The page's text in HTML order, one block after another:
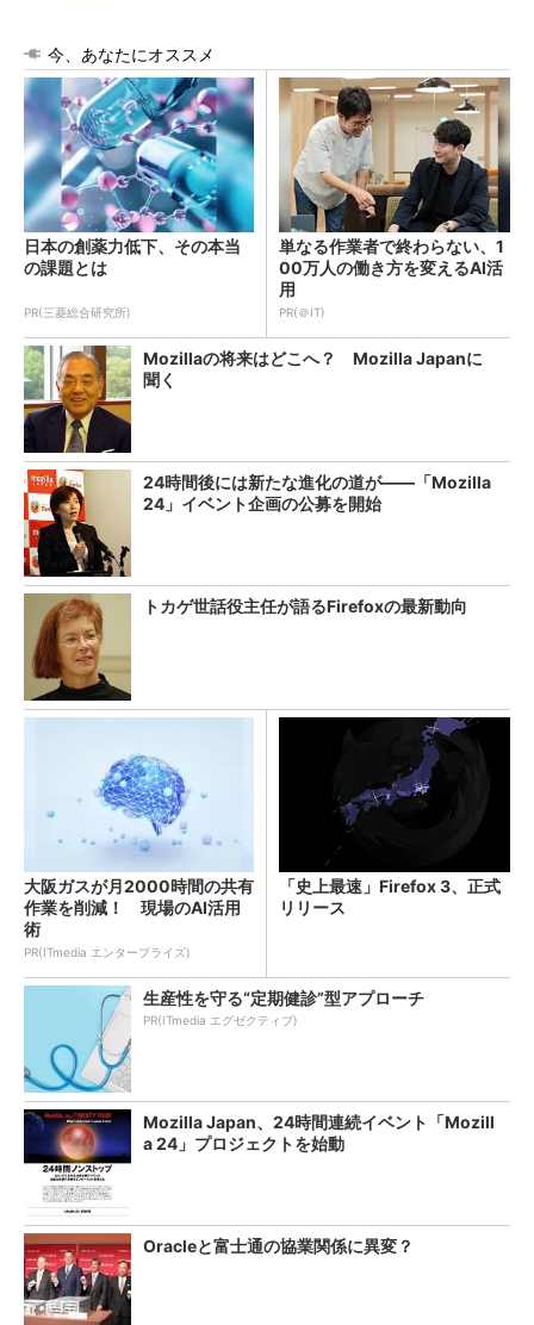
今、あなたにオススメ
日本の創薬力低下、その本当
の課題とは
PR(三菱総合研究所)
単なる作業者で終わらない、1
00万人の働き方を変えるAI活
用
PR(＠IT)
Mozillaの将来はどこへ？ Mozilla Japanに
聞く
24時間後には新たな進化の道が――「Mozilla
24」イベント企画の公募を開始
トカゲ世話役主任が語るFirefoxの最新動向
大阪ガスが月2000時間の共有
作業を削減！ 現場のAI活用
術
PR(ITmedia エンタープライズ)
「史上最速」Firefox 3、正式
リリース
生産性を守る“定期健診”型アプローチ
PR(ITmedia エグゼクティブ)
Mozilla Japan、24時間連続イベント「Mozill
a 24」プロジェクトを始動
Oracleと富士通の協業関係に異変？